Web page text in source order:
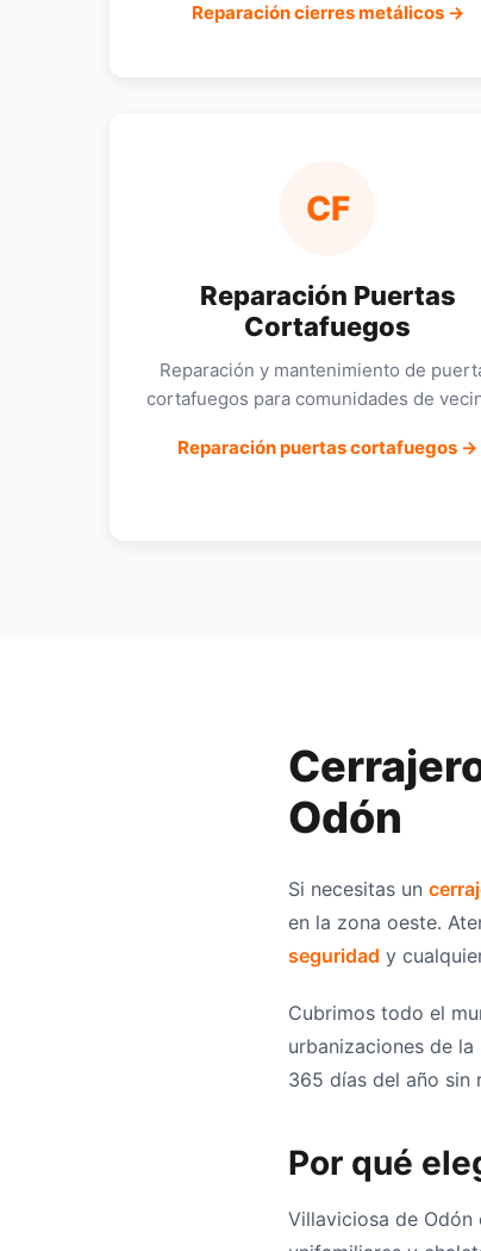
Reparación cierres metálicos →
CF
Reparación Puertas
Cortafuegos
Reparación y mantenimiento de
cortafuegos para comunidades de
Reparación puertas cortafuegos →
Odón
Si necesitas un
en la zona oeste.
seguridad y
Cubrimos todo el
urbanizaciones de
365 días del año sin
Por qué
Villaviciosa de